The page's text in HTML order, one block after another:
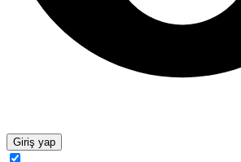
Giriş yap